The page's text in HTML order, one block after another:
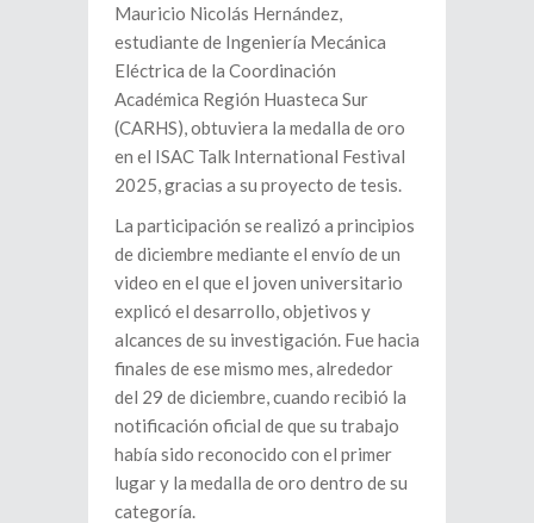
Mauricio Nicolás Hernández,
estudiante de Ingeniería Mecánica
Eléctrica de la Coordinación
Académica Región Huasteca Sur
(CARHS), obtuviera la medalla de oro
en el ISAC Talk International Festival
2025, gracias a su proyecto de tesis.
La participación se realizó a principios
de diciembre mediante el envío de un
video en el que el joven universitario
explicó el desarrollo, objetivos y
alcances de su investigación. Fue hacia
finales de ese mismo mes, alrededor
del 29 de diciembre, cuando recibió la
notificación oficial de que su trabajo
había sido reconocido con el primer
lugar y la medalla de oro dentro de su
categoría.